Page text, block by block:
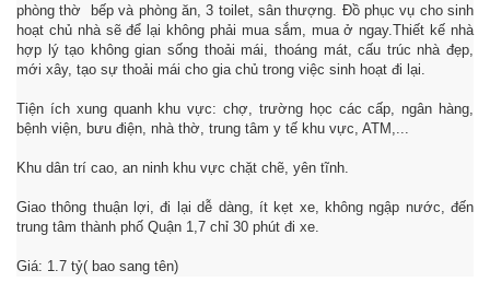
phòng thờ bếp và phòng ăn, 3 toilet, sân thượng. Đồ phục vụ cho sinh
hoạt chủ nhà sẽ để lại không phải mua sắm, mua ở ngay.Thiết kế nhà
hợp lý tạo không gian sống thoải mái, thoáng mát, cấu trúc nhà đẹp,
mới xây, tạo sự thoải mái cho gia chủ trong việc sinh hoạt đi lại.
Tiện ích xung quanh khu vực: chợ, trường học các cấp, ngân hàng,
bệnh viện, bưu điện, nhà thờ, trung tâm y tế khu vực, ATM,...
Khu dân trí cao, an ninh khu vực chặt chẽ, yên tĩnh.
Giao thông thuận lợi, đi lại dễ dàng, ít kẹt xe, không ngập nước, đến
trung tâm thành phố Quận 1,7 chỉ 30 phút đi xe.
Giá: 1.7 tỷ( bao sang tên)